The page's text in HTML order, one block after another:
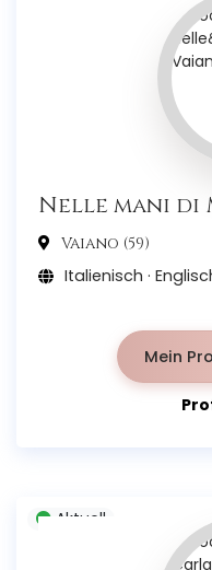
Nelle mani di
Vaiano (59)
Italienisch ·
Mein
Aktuell